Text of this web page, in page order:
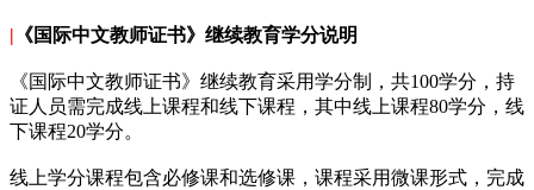
| 《国际中文教师证书》继续教育学分说明
《国际中文教师证书》继续教育采用学分制，共100学分，持
证人员需完成线上课程和线下课程，其中线上课程80学分，线
下课程20学分。
线上学分课程包含必修课和选修课，课程采用微课形式，完成